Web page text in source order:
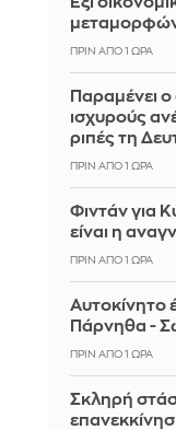
ΠΡΙΝ ΑΠΌ 1 ΏΡΑ
Παραμένει
ισχυρούς
ριπές τη
ΠΡΙΝ ΑΠΌ 1 ΏΡΑ
Φιντάν για
είναι η
ΠΡΙΝ ΑΠΌ 1 ΏΡΑ
Αυτοκίνητο
Πάρνηθα -
ΠΡΙΝ ΑΠΌ 1 ΏΡΑ
Σκληρή